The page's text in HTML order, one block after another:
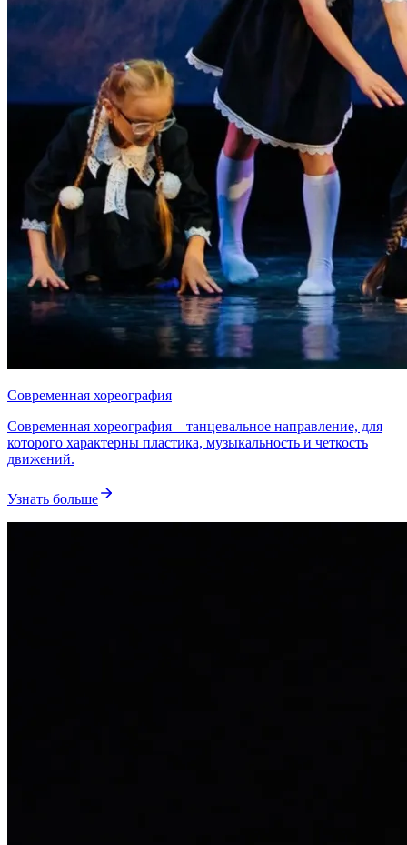
Современная хореография
Современная хореография – танцевальное направление, для
которого характерны пластика, музыкальность и четкость
движений.
Узнать больше